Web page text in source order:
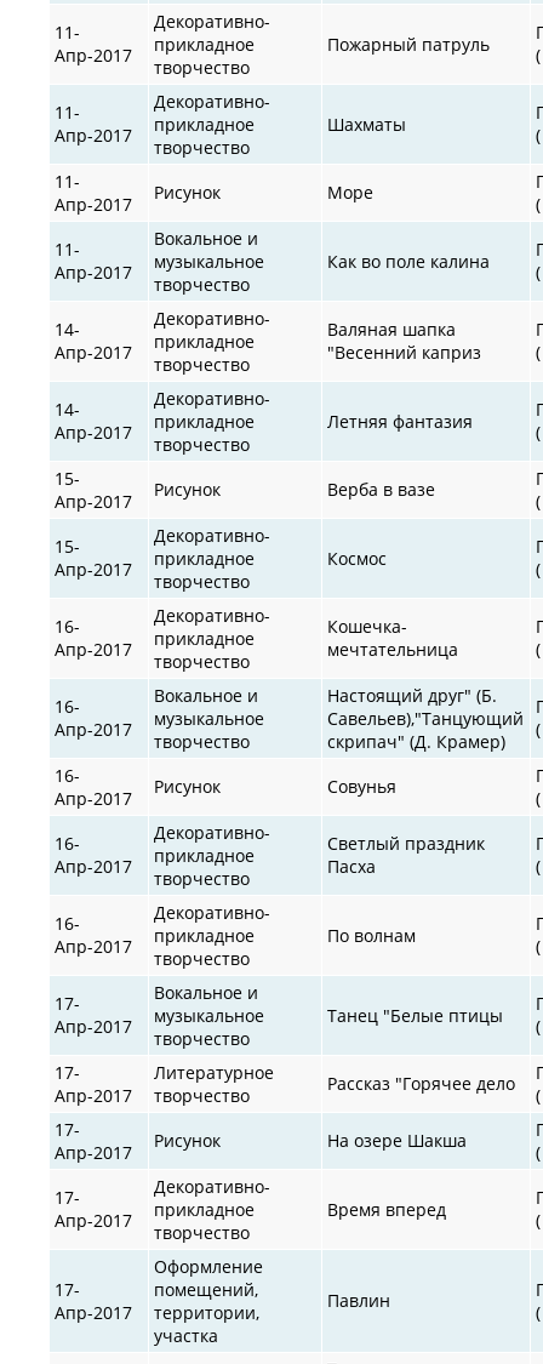
11-
Апр-2017
Декоративно-
прикладное
творчество
Пожарный патруль
11-
Апр-2017
Декоративно-
прикладное
творчество
Шахматы
11-
Апр-2017
Рисунок Море
11-
Апр-2017
Вокальное и
музыкальное
творчество
Как во поле калина
14-
Апр-2017
Декоративно-
прикладное
творчество
Валяная шапка
"Весенний каприз
14-
Апр-2017
Декоративно-
прикладное
творчество
Летняя фантазия
15-
Апр-2017
Рисунок Верба в вазе
15-
Апр-2017
Декоративно-
прикладное
творчество
Космос
16-
Апр-2017
Декоративно-
прикладное
творчество
Кошечка-
мечтательница
16-
Апр-2017
Вокальное и
музыкальное
творчество
Настоящий друг" (Б.
Савельев),"Танцующий
скрипач" (Д. Крамер)
16-
Апр-2017
Рисунок Совунья
16-
Апр-2017
Декоративно-
прикладное
творчество
Светлый праздник
Пасха
16-
Апр-2017
Декоративно-
прикладное
творчество
По волнам
17-
Апр-2017
Вокальное и
музыкальное
творчество
Танец "Белые птицы
17-
Апр-2017
Литературное
творчество
Рассказ "Горячее дело
17-
Апр-2017
Рисунок На озере Шакша
17-
Апр-2017
Декоративно-
прикладное
творчество
Время вперед
17-
Апр-2017
Оформление
помещений,
территории,
участка
Павлин